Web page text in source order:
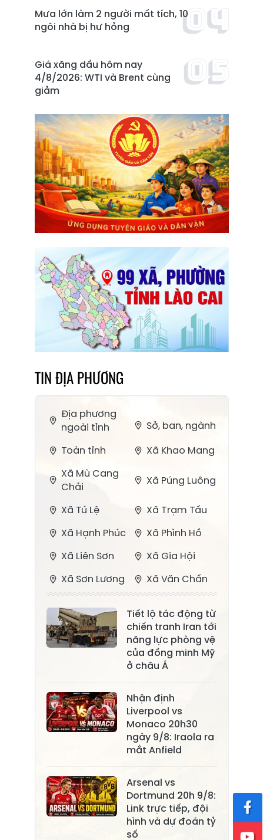
Mưa lớn làm 2 người mất tích, 10
ngôi nhà bị hư hỏng
Giá xăng dầu hôm nay
4/8/2026: WTI và Brent cùng
giảm
TIN ĐỊA PHƯƠNG
Địa phương
ngoài tỉnh
Sở, ban, ngành
Toàn tỉnh
Xã Khao Mang
Xã Mù Cang
Chải
Xã Púng Luông
Xã Tú Lệ
Xã Trạm Tấu
Xã Hạnh Phúc
Xã Phình Hồ
Xã Liên Sơn
Xã Gia Hội
Xã Sơn Lương
Xã Văn Chấn
Bằng La
Xã Chấn Thịnh
Xã Nghĩa Tâm
Xã Phong Dụ
Hạ
Xã Đông
Cuông
Xã Tân Hợp
Xã Mậu A Xã Xuân Ái
Xã Lâm
Xã Lục Yên
Xã Tân Lĩnh
Xã Khánh Hòa
Xã Phúc Lợi
Tiết lộ tác động từ
chiến tranh Iran tới
năng lực phòng vệ
của đồng minh Mỹ
ở châu Á
Nhận định
Liverpool vs
Monaco 20h30
ngày 9/8: Iraola ra
mắt Anfield
Arsenal vs
Dortmund 20h 9/8:
Link trực tiếp, đội
hình và dự đoán tỷ
số